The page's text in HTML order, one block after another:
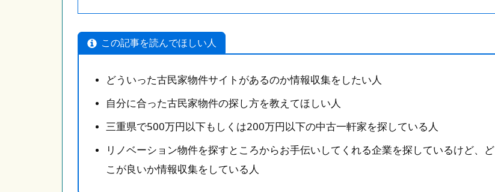
この記事を読んでほしい人
どういった古民家物件サイトがあるのか情報収集をしたい人
自分に合った古民家物件の探し方を教えてほしい人
三重県で500万円以下もしくは200万円以下の中古一軒家を探している人
リノベーション物件を探すところからお手伝いしてくれる企業を探しているけど、ど
こが良いか情報収集をしている人